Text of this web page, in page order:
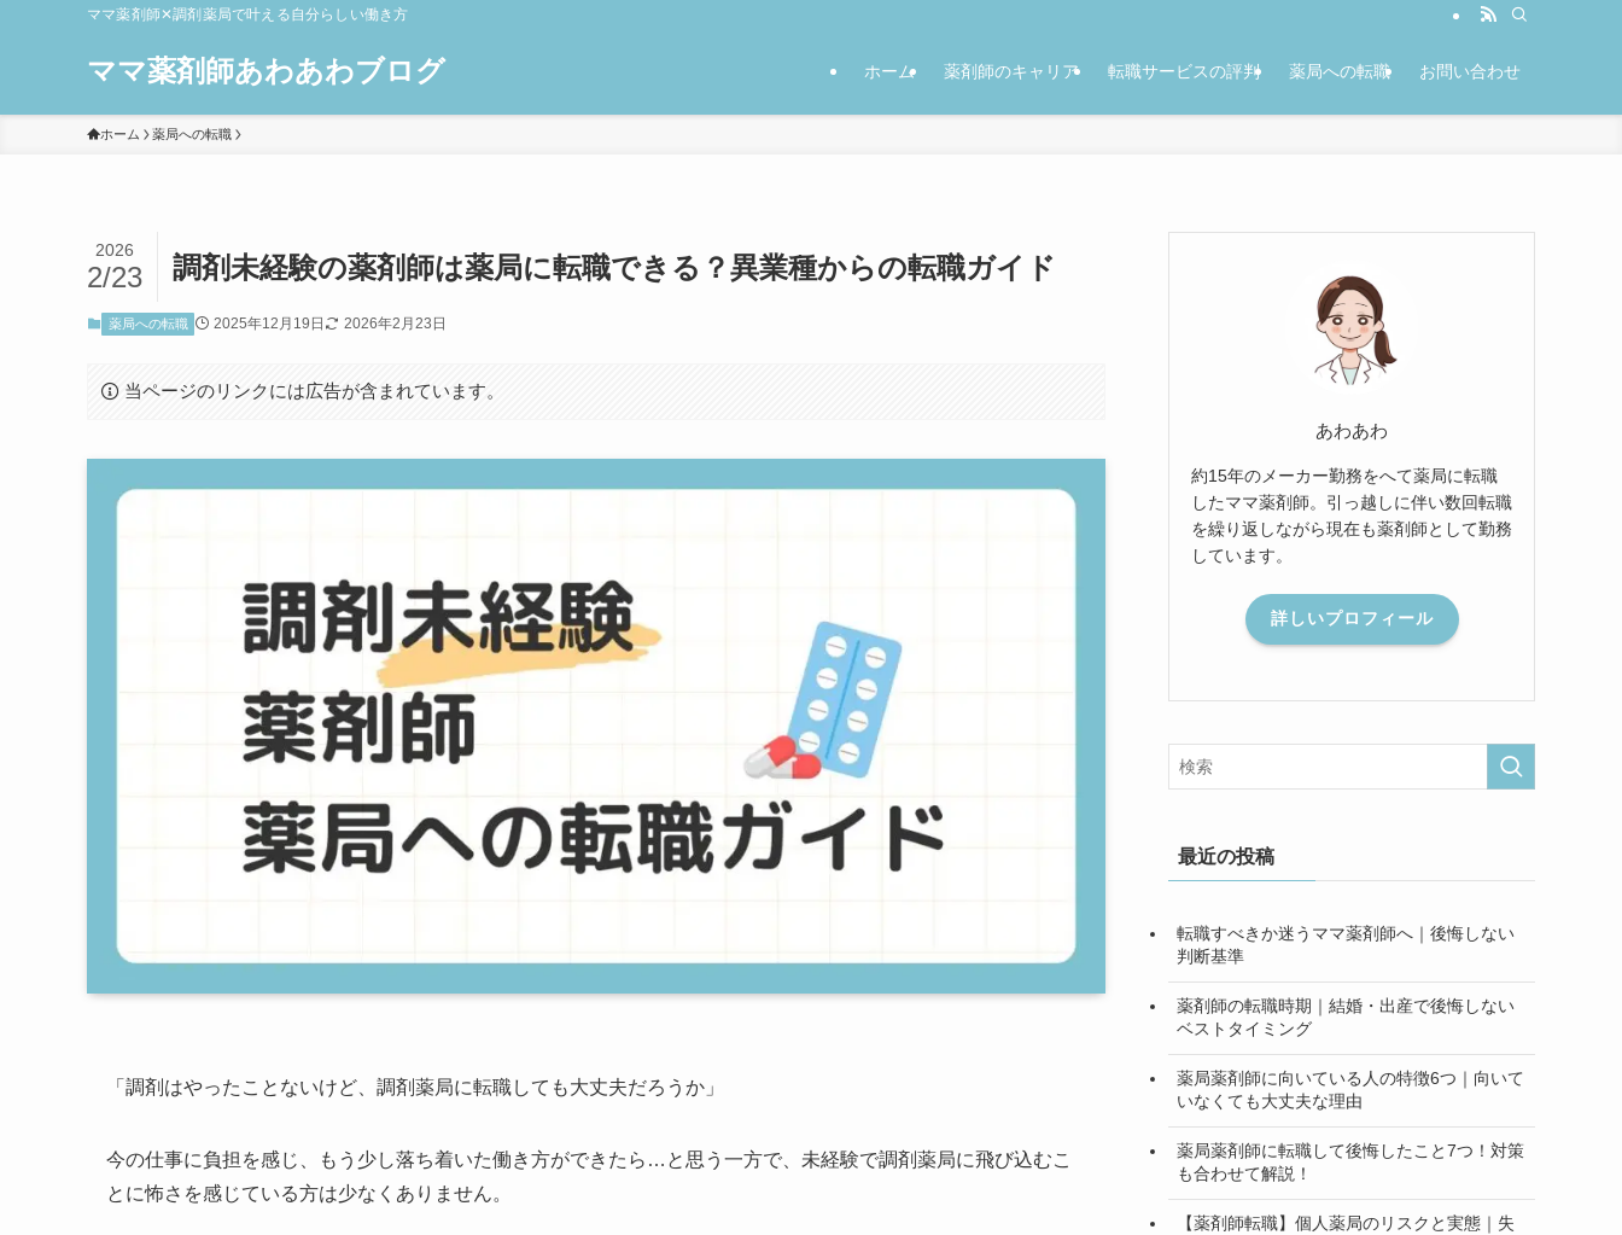
ママ薬剤師✕調剤薬局で叶える自分らしい働き方
ママ薬剤師あわあわブログ ホーム 薬剤師のキャリア 転職サービスの評判 薬局への転職 お問い合わせ
ホーム 薬局への転職
調剤未経験の薬剤師は薬局に転職できる？異業種からの転職ガイド
2026
2/23
薬局への転職 2025年12月19日 2026年2月23日
当ページのリンクには広告が含まれています。
「調剤はやったことないけど、調剤薬局に転職しても大丈夫だろうか」
今の仕事に負担を感じ、もう少し落ち着いた働き方ができたら…と思う一方で、未経験で調剤薬局に飛び込むこ
とに怖さを感じている方は少なくありません。
あわあわ
約15年のメーカー勤務をへて薬局に転職
したママ薬剤師。引っ越しに伴い数回転職
を繰り返しながら現在も薬剤師として勤務
しています。
詳しいプロフィール
最近の投稿
転職すべきか迷うママ薬剤師へ｜後悔しない
判断基準
薬剤師の転職時期｜結婚・出産で後悔しない
ベストタイミング
薬局薬剤師に向いている人の特徴6つ｜向いて
いなくても大丈夫な理由
薬局薬剤師に転職して後悔したこと7つ！対策
も合わせて解説！
【薬剤師転職】個人薬局のリスクと実態｜失